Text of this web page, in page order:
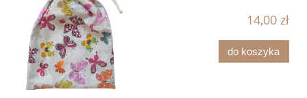
14,00 zł
do koszyka